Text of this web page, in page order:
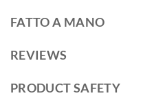
FATTO A MANO
REVIEWS
PRODUCT SAFETY